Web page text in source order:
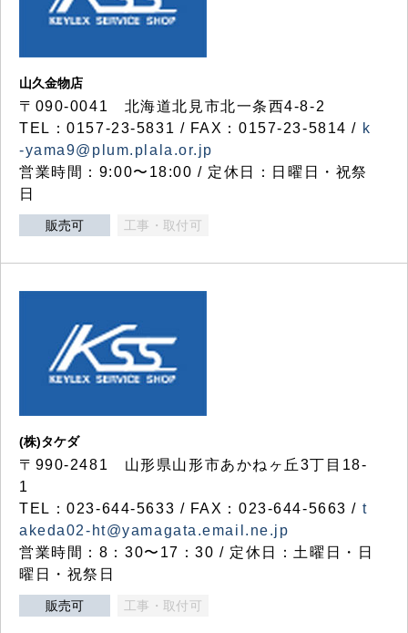
山久金物店
〒090-0041 北海道北見市北一条西4-8-2
TEL：0157-23-5831 / FAX：0157-23-5814 / k
-yama9@plum.plala.or.jp
営業時間：9:00〜18:00 / 定休日：日曜日・祝祭
日
販売可 工事・取付可
(株)タケダ
〒990-2481 山形県山形市あかねヶ丘3丁目18-
1
TEL：023-644-5633 / FAX：023-644-5663 / t
akeda02-ht@yamagata.email.ne.jp
営業時間：8：30〜17：30 / 定休日：土曜日・日
曜日・祝祭日
販売可 工事・取付可